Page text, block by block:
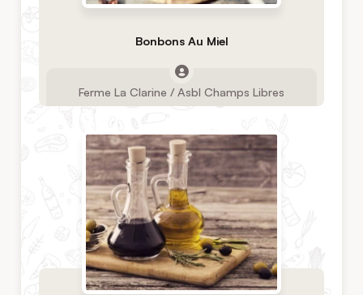
Bonbons Au Miel
Ferme La Clarine / Asbl Champs Libres